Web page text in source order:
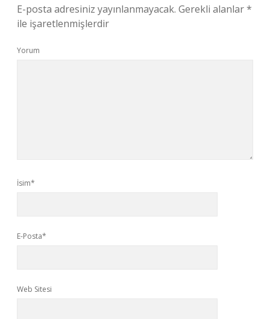
E-posta adresiniz yayınlanmayacak. Gerekli alanlar*
ile işaretlenmişlerdir
Yorum
İsim*
E-Posta*
Web Sitesi